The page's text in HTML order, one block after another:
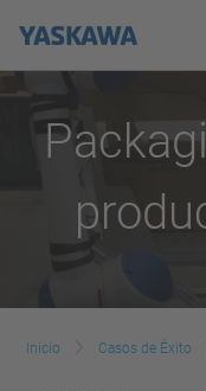
Inicio Casos de Éxito